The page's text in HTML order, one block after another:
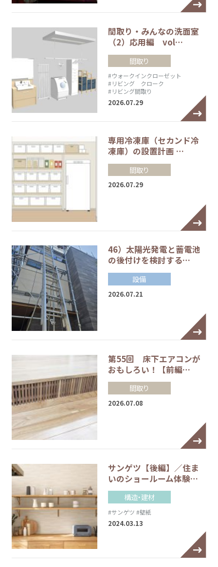
間取り・みんなの洗面室
（2）応用編 vol…
間取り
#ウォークインクローゼット
#リビング クローク
#リビング間取り
2026.07.29
専用冷凍庫（セカンド冷
凍庫）の設置計画 …
間取り
2026.07.29
46）太陽光発電と蓄電池
の後付けを検討する…
設備
2026.07.21
第55回 床下エアコンが
おもしろい！【前編…
間取り
2026.07.08
サンゲツ【後編】／住ま
いのショールーム体験…
構造・建材
#サンゲツ #壁紙
2024.03.13